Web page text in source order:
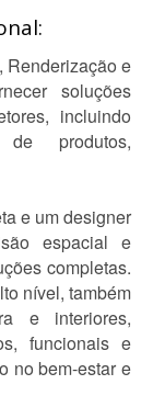
Renderização e
soluções
incluindo
de produtos,
e um designer
espacial e
completas.
nível, também
e interiores,
funcionais e
no bem-estar e